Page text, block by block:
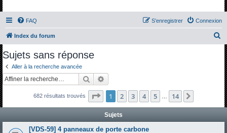
FAQ Connexion
S’enregistrer
Index du forum
c
Sujets sans réponse
Aller à la recherche avancée
Rechercher
682 résultats trouvés Page 1sur14
1 2 3 4 5 14
Sujets
[VDS-59] 4 panneaux de porte carbone